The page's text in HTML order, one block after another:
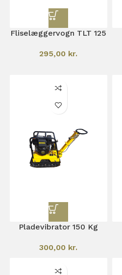
Fliselæggervogn TLT 125
295,00 kr.
Pladevibrator 150 Kg
300,00 kr.